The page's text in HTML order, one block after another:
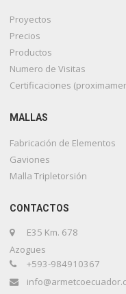
Proyectos
Precios
Productos
Numero de Visitas
Certificaciones
MALLAS
Fabricación de Elementos
Gaviones
Malla Tripletorsión
CONTACTOS
E35 Km.
Azogues
+593-984910367